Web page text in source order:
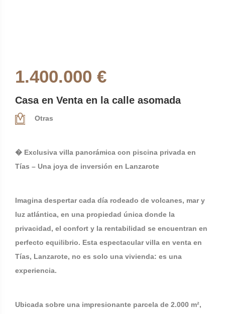
1.400.000 €
Casa en Venta en la calle asomada
Otras
� Exclusiva villa panorámica con piscina privada en
Tías – Una joya de inversión en Lanzarote
Imagina despertar cada día rodeado de volcanes, mar y
luz atlántica, en una propiedad única donde la
privacidad, el confort y la rentabilidad se encuentran en
perfecto equilibrio. Esta espectacular villa en venta en
Tías, Lanzarote, no es solo una vivienda: es una
experiencia.
Ubicada sobre una impresionante parcela de 2.000 m²,